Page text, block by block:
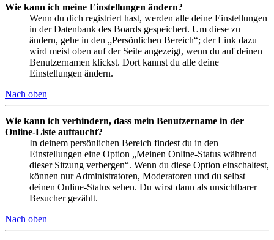
Wie kann ich meine Einstellungen ändern?
Wenn du dich registriert hast, werden alle deine Einstellungen
in der Datenbank des Boards gespeichert. Um diese zu
ändern, gehe in den „Persönlichen Bereich“; der Link dazu
wird meist oben auf der Seite angezeigt, wenn du auf deinen
Benutzernamen klickst. Dort kannst du alle deine
Einstellungen ändern.
Nach oben
Wie kann ich verhindern, dass mein Benutzername in der
Online-Liste auftaucht?
In deinem persönlichen Bereich findest du in den
Einstellungen eine Option „Meinen Online-Status während
dieser Sitzung verbergen“. Wenn du diese Option einschaltest,
können nur Administratoren, Moderatoren und du selbst
deinen Online-Status sehen. Du wirst dann als unsichtbarer
Besucher gezählt.
Nach oben